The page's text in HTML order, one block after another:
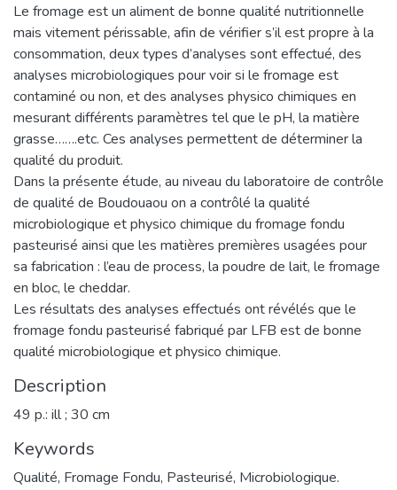
Le fromage est un aliment de bonne qualité nutritionnelle
mais vitement périssable, afin de vérifier s’il est propre à la
consommation, deux types d’analyses sont effectué, des
analyses microbiologiques pour voir si le fromage est
contaminé ou non, et des analyses physico chimiques en
mesurant différents paramètres tel que le pH, la matière
grasse…….etc. Ces analyses permettent de déterminer la
qualité du produit.
Dans la présente étude, au niveau du laboratoire de contrôle
de qualité de Boudouaou on a contrôlé la qualité
microbiologique et physico chimique du fromage fondu
pasteurisé ainsi que les matières premières usagées pour
sa fabrication : l’eau de process, la poudre de lait, le fromage
en bloc, le cheddar.
Les résultats des analyses effectués ont révélés que le
fromage fondu pasteurisé fabriqué par LFB est de bonne
qualité microbiologique et physico chimique.
Description
49 p.: ill ; 30 cm
Keywords
Qualité, Fromage Fondu, Pasteurisé, Microbiologique.